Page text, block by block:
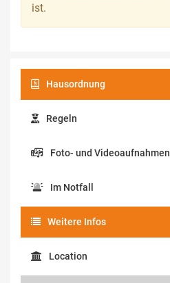
ist.
Hausordnung
Regeln
Foto- und Videoaufnahmen
Im Notfall
Weitere Infos
Location